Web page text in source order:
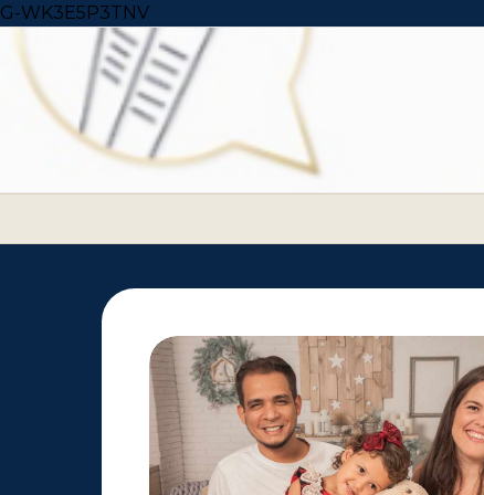
G-WK3E5P3TNVSkip to content